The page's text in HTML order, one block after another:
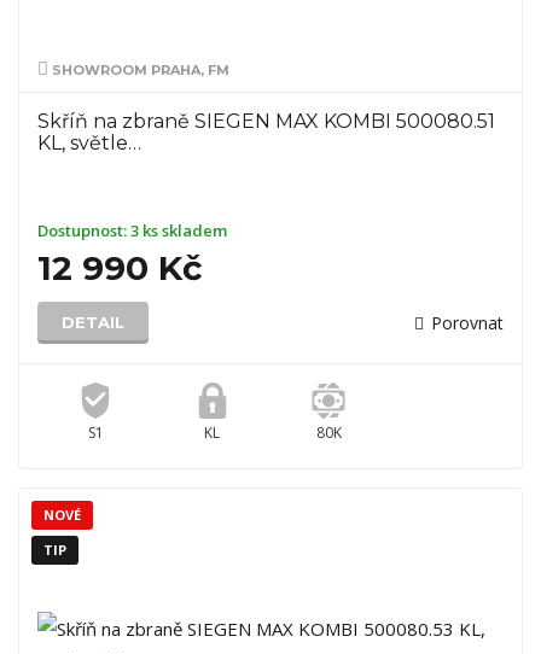
SHOWROOM PRAHA, FM
Skříň na zbraně SIEGEN MAX KOMBI 500080.51
KL, světle…
Dostupnost:3 ks skladem
12 990 Kč
DETAIL Porovnat
S1 KL 80K
NOVÉ
TIP